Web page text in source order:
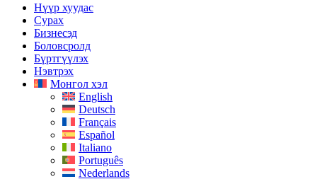
Нүүр хуудас
Сурах
Бизнесэд
Боловсролд
Бүртгүүлэх
Нэвтрэх
Монгол хэл
English
Deutsch
Français
Español
Italiano
Português
Nederlands